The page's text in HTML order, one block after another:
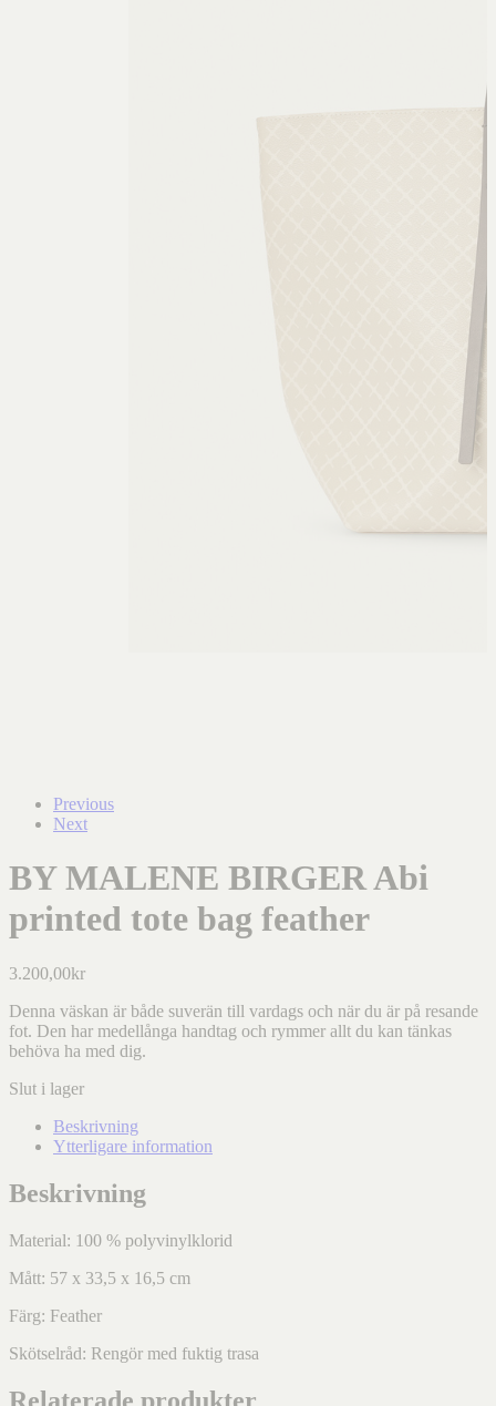
Previous
Next
BY MALENE BIRGER Abi
printed tote bag feather
3.200,00kr
Denna väskan är både suverän till vardags och när du är på resande
fot. Den har medellånga handtag och rymmer allt du kan tänkas
behöva ha med dig.
Slut i lager
Beskrivning
Ytterligare information
Beskrivning
Material: 100 % polyvinylklorid
Mått: 57 x 33,5 x 16,5 cm
Färg: Feather
Skötselråd: Rengör med fuktig trasa
Relaterade produkter